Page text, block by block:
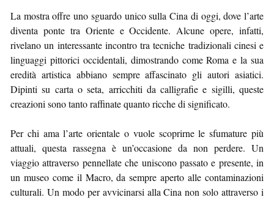
La mostra offre uno sguardo unico sulla Cina di oggi, dove l’arte
diventa ponte tra Oriente e Occidente. Alcune opere, infatti,
rivelano un interessante incontro tra tecniche tradizionali cinesi e
linguaggi pittorici occidentali, dimostrando come Roma e la sua
eredità artistica abbiano sempre affascinato gli autori asiatici.
Dipinti su carta o seta, arricchiti da calligrafie e sigilli, queste
creazioni sono tanto raffinate quanto ricche di significato.
Per chi ama l’arte orientale o vuole scoprirne le sfumature più
attuali, questa rassegna è un’occasione da non perdere. Un
viaggio attraverso pennellate che uniscono passato e presente, in
un museo come il Macro, da sempre aperto alle contaminazioni
culturali. Un modo per avvicinarsi alla Cina non solo attraverso i